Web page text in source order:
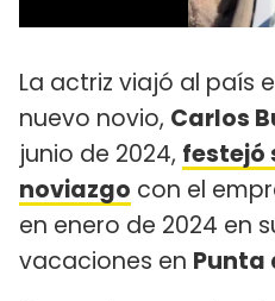
La actriz viajó al país
nuevo novio, Carlos
junio de 2024, festejó
noviazgo con el
en enero de 2024 en
vacaciones en Punta